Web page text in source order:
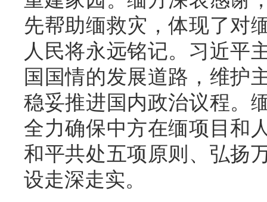
先帮助缅救灾，体现了对
人民将永远铭记。习近平
国国情的发展道路，维护
稳妥推进国内政治议程。
全力确保中方在缅项目和
和平共处五项原则、弘扬
设走深走实。